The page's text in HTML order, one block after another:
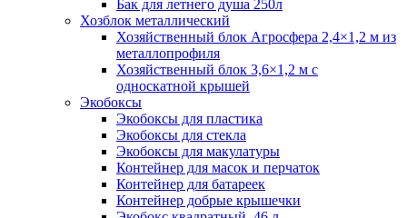
Бак для летнего душа 250л
Хозблок металлический
Хозяйственный блок Агросфера 2,4×1,2 м из
металлопрофиля
Хозяйственный блок 3,6×1,2 м с
односкатной крышей
Экобоксы
Экобоксы для пластика
Экобоксы для стекла
Экобоксы для макулатуры
Контейнер для масок и перчаток
Контейнер для батареек
Контейнер добрые крышечки